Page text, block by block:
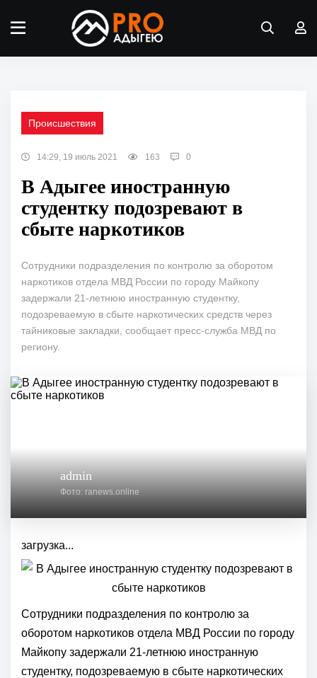
Происшествия
14:29, 19 июль 2021 163 0
В Адыгее иностранную
студентку подозревают в
сбыте наркотиков
Сотрудники подразделения по контролю за оборотом
наркотиков отдела МВД России по городу Майкопу
задержали 21-летнюю иностранную студентку,
подозреваемую в сбыте наркотических средств через
тайниковые закладки, сообщает пресс-служба МВД по
региону.
admin
Фото: ranews.online
загрузка...
Сотрудники подразделения по контролю за
оборотом наркотиков отдела МВД России по городу
Майкопу задержали 21-летнюю иностранную
студентку, подозреваемую в сбыте наркотических